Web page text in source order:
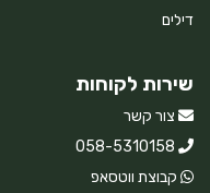
דילים
שירות לקוחות
צור קשר
058-5310158
קבוצת ווטסאפ